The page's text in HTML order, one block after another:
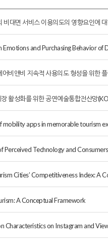
비대면 서비스 이용의도의 영향요인에
Emotions and Purchasing Behavior of
어비앤비 지속적 사용의도 형성을 위한
활성화를 위한 공연예술통합전산망
mobility apps in memorable tourism
Perceived Technology and
Cities’ Competitiveness Index: A
A Conceptual Framework
Characteristics on Instagram and